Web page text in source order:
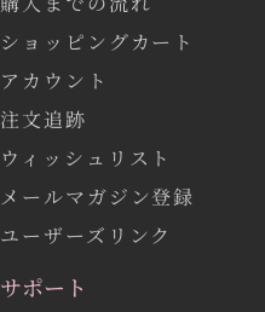
ショッピングカート
アカウント
注文追跡
ウィッシュリスト
メールマガジン登録
ユーザーズリンク
サポート